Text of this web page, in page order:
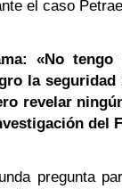
el caso
: «No tengo
la seguridad
revelar
del
pregunta